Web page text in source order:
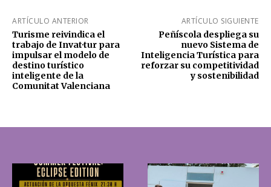
ARTÍCULO ANTERIOR
Turisme reivindica el
trabajo de Invat·tur para
impulsar el modelo de
destino turístico
inteligente de la
Comunitat Valenciana
ARTÍCULO SIGUIENTE
Peñíscola despliega su
nuevo Sistema de
Inteligencia Turística para
reforzar su competitividad
y sostenibilidad